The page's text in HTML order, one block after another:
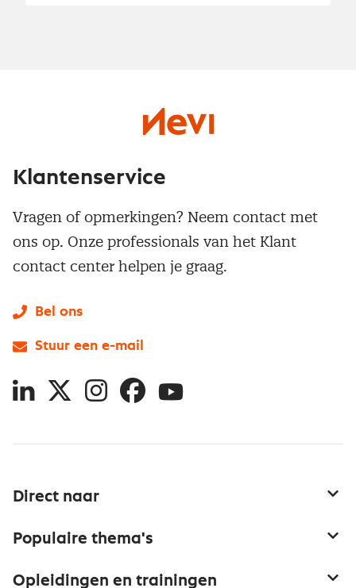
Direct naar
Populaire thema's
Opleidingen en trainingen
Klantenservice
Vragen of opmerkingen? Neem contact met
ons op. Onze professionals van het Klant
contact center helpen je graag.
Bel ons
Stuur een e-mail
LinkedIn
X InstagramFacebookYouTube